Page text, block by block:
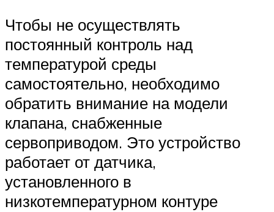
Чтобы не осуществлять
постоянный контроль над
температурой среды
самостоятельно, необходимо
обратить внимание на модели
клапана, снабженные
сервоприводом. Это устройство
работает от датчика,
установленного в
низкотемпературном контуре